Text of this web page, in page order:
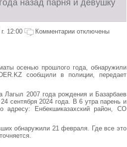
назад парня и девушку
12:00 Комментарии отключены
осенью прошлого года, обнаружили
сообщили в полиции, передает
Лагыл 2007 года рождения и Базарбаев
сентября 2024 года. В 6 утра парень и
Енбекшиказахский район, СО
обнаружили 21 февраля. Где все это